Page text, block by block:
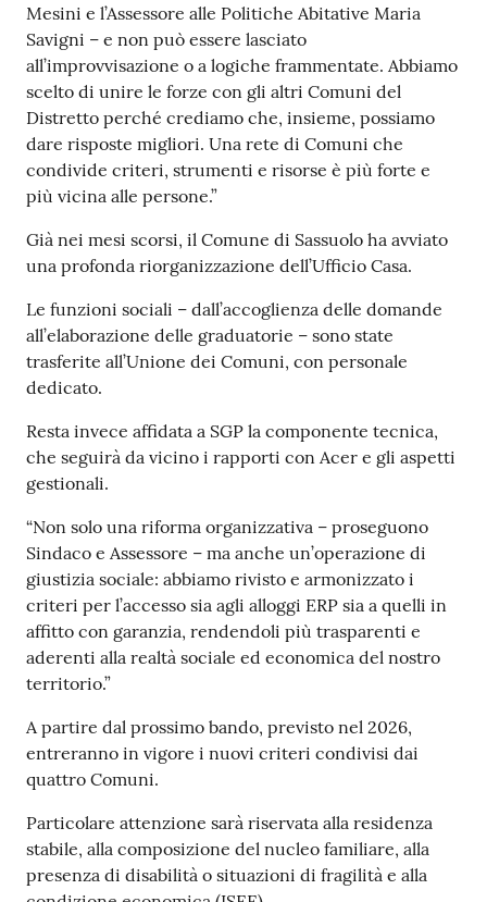
Mesini e l’Assessore alle Politiche Abitative Maria
Savigni – e non può essere lasciato
all’improvvisazione o a logiche frammentate. Abbiamo
scelto di unire le forze con gli altri Comuni del
Distretto perché crediamo che, insieme, possiamo
dare risposte migliori. Una rete di Comuni che
condivide criteri, strumenti e risorse è più forte e
più vicina alle persone.”
Già nei mesi scorsi, il Comune di Sassuolo ha avviato
una profonda riorganizzazione dell’Ufficio Casa.
Le funzioni sociali – dall’accoglienza delle domande
all’elaborazione delle graduatorie – sono state
trasferite all’Unione dei Comuni, con personale
dedicato.
Resta invece affidata a SGP la componente tecnica,
che seguirà da vicino i rapporti con Acer e gli aspetti
gestionali.
“Non solo una riforma organizzativa – proseguono
Sindaco e Assessore – ma anche un’operazione di
giustizia sociale: abbiamo rivisto e armonizzato i
criteri per l’accesso sia agli alloggi ERP sia a quelli in
affitto con garanzia, rendendoli più trasparenti e
aderenti alla realtà sociale ed economica del nostro
territorio.”
A partire dal prossimo bando, previsto nel 2026,
entreranno in vigore i nuovi criteri condivisi dai
quattro Comuni.
Particolare attenzione sarà riservata alla residenza
stabile, alla composizione del nucleo familiare, alla
presenza di disabilità o situazioni di fragilità e alla